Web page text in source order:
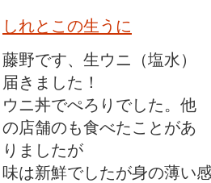
しれとこの生うに
藤野です、生ウニ（塩水）
届きました！
ウニ丼でぺろりでした。他
の店舗のも食べたことがあ
りましたが
味は新鮮でしたが身の薄い